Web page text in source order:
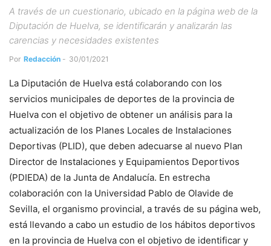
A través de un cuestionario, ubicado en la página web de la
Diputación de Huelva, se identificarán y analizarán las
carencias y necesidades existentes
Por Redacción - 30/01/2021
La Diputación de Huelva está colaborando con los
servicios municipales de deportes de la provincia de
Huelva con el objetivo de obtener un análisis para la
actualización de los Planes Locales de Instalaciones
Deportivas (PLID), que deben adecuarse al nuevo Plan
Director de Instalaciones y Equipamientos Deportivos
(PDIEDA) de la Junta de Andalucía. En estrecha
colaboración con la Universidad Pablo de Olavide de
Sevilla, el organismo provincial, a través de su página web,
está llevando a cabo un estudio de los hábitos deportivos
en la provincia de Huelva con el objetivo de identificar y